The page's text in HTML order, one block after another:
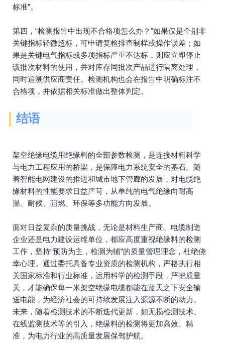
标准”。
第四，“检测报告中出现不合格项怎么办？”如果仅是个别非
关键指标轻微超标，可申请复检排查制样或操作误差；如
果是关键电气指标或多项指标严重不达标，则应立即停止
该批次材料的使用，并对库存同批次产品进行隔离处理，
同时追溯供应商责任。检测机构也会在报告中明确标注不
合格项，并依据相关标准做出整体判定。
结语
架空绝缘电缆用绝缘料的全部参数检测，是连接材料科学
与电力工程应用的桥梁，是保障电力系统安全的基石。随
着智能电网建设的推进和城市地下管廊的发展，对电缆绝
缘材料的性能要求日益严苛，从单纯的电气绝缘向耐高
温、耐候、阻燃、环保等多功能方向发展。
面对日益复杂的质量挑战，无论是材料生产商、电缆制造
企业还是电力建设运维单位，都应高度重视绝缘料的检测
工作，坚持“预防为主，检测为辅”的质量管理理念，杜绝侥
幸心理。通过委托具备专业资质的检测机构，严格执行相
关国家标准和行业标准，运用科学的检测手段，严把质量
关，才能确保每一米架空绝缘电缆都能在蓝天之下安全输
送电能，为经济社会的可持续发展注入源源不断的动力。
未来，随着检测技术的不断迭代更新，如无损检测技术、
在线监测技术等的引入，绝缘料的检测将更加高效、精
准，为电力行业的高质量发展保驾护航。